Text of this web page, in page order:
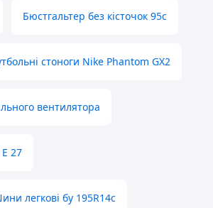
Бюстгальтер без кісточок 95с
стоноги Nike Phantom GX2
вентилятора
27
легкові бу 195R14c